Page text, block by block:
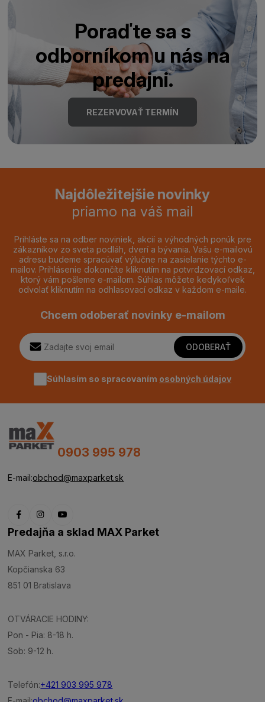
Poraďte sa s
odborníkom u nás na
predajni.
REZERVOVAŤ TERMÍN
Najdôležitejšie novinky
priamo na váš mail
Prihláste sa na odber noviniek, akcií a výhodných ponúk pre
zákazníkov zo sveta podláh, dverí a bývania. Vašu e-mailovú
adresu budeme spracúvať výlučne na zasielanie týchto e-
mailov. Prihlásenie dokončíte kliknutím na potvrdzovací odkaz,
ktorý vám pošleme e-mailom. Súhlas môžete kedykoľvek
odvolať kliknutím na odhlasovací odkaz v každom e-maile.
Chcem odoberať novinky e-mailom
ODOBERAŤ
Súhlasím so spracovaním osobných údajov
0903 995 978
E-mail:obchod@maxparket.sk
Predajňa a sklad MAX Parket
MAX Parket, s.r.o.
Kopčianska 63
851 01 Bratislava
OTVÁRACIE HODINY:
Pon - Pia: 8-18 h.
Sob: 9-12 h.
Telefón:+421 903 995 978